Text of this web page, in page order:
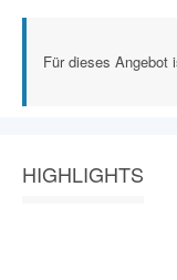
Für dieses Angebot
HIGHLIGHTS